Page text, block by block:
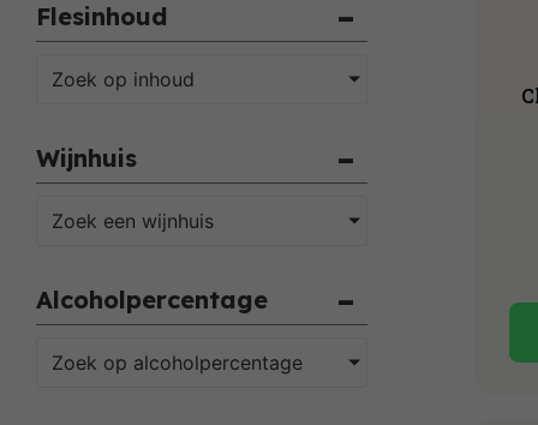
Flesinhoud
Zoek op inhoud
Wijnhuis
Zoek een wijnhuis
Alcoholpercentage
Zoek op alcoholpercentage